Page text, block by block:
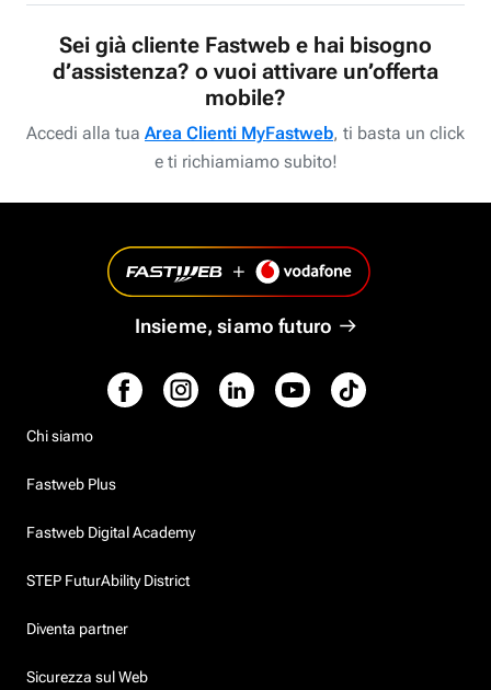
Sei già cliente Fastweb e hai bisogno
d’assistenza? o vuoi attivare un’offerta
mobile?
Accedi alla tua Area Clienti MyFastweb, ti basta un click
e ti richiamiamo subito!
Insieme, siamo futuro
Chi siamo
Fastweb Plus
Fastweb Digital Academy
STEP FuturAbility District
Diventa partner
Sicurezza sul Web